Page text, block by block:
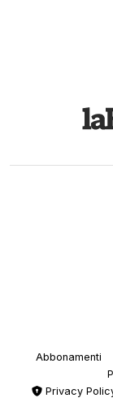
Abbonamenti
Privacy